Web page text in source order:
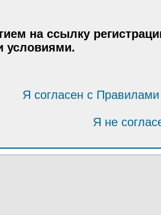
на ссылку
условиями.
Я согласен с
Я не